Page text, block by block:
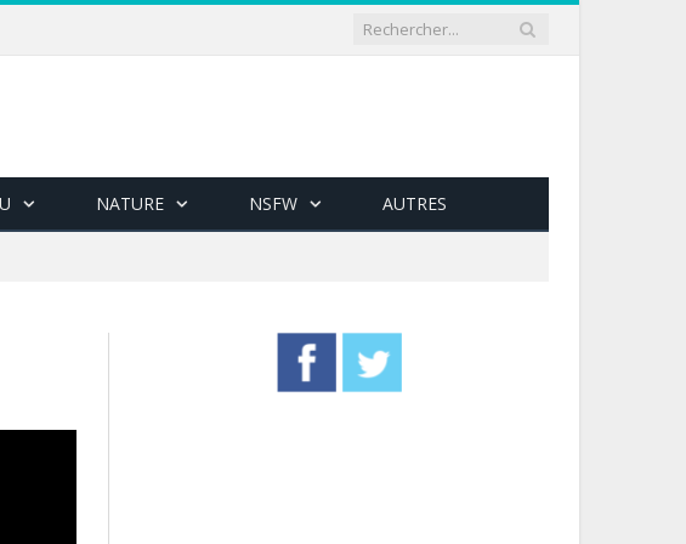
NATURE NSFW AUTRES